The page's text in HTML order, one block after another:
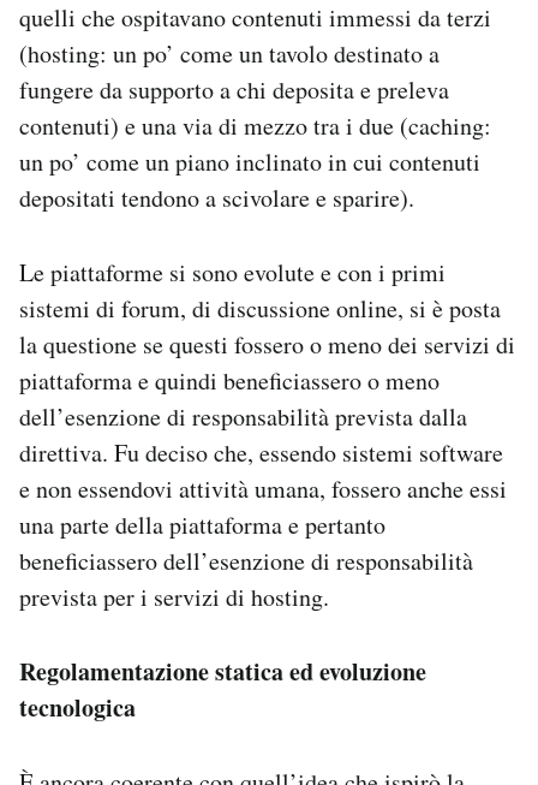
quelli che ospitavano contenuti immessi da terzi
(hosting: un po’ come un tavolo destinato a
fungere da supporto a chi deposita e preleva
contenuti) e una via di mezzo tra i due (caching:
un po’ come un piano inclinato in cui contenuti
depositati tendono a scivolare e sparire).
Le piattaforme si sono evolute e con i primi
sistemi di forum, di discussione online, si è posta
la questione se questi fossero o meno dei servizi di
piattaforma e quindi beneficiassero o meno
dell’esenzione di responsabilità prevista dalla
direttiva. Fu deciso che, essendo sistemi software
e non essendovi attività umana, fossero anche essi
una parte della piattaforma e pertanto
beneficiassero dell’esenzione di responsabilità
prevista per i servizi di hosting.
Regolamentazione statica ed evoluzione
tecnologica